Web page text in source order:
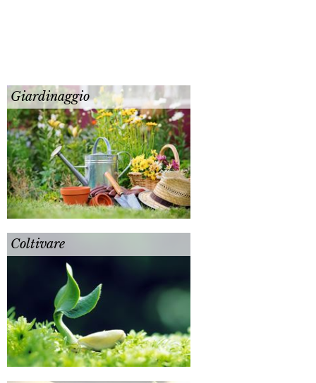
Giardinaggio
Coltivare